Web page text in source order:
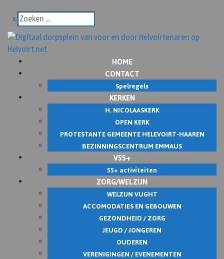
x
HOME
CONTACT
Spelregels
KERKEN
H. NICOLAASKERK
OPEN KERK
PROTESTANTE GEMEENTE HELEVOIRT-HAAREN
BEZINNINGSCENTRUM EMMAUS
V55+
55+ activiteiten
ZORG/WELZIJN
WELZIJN VUGHT
ACCOMODATIES EN GEBOUWEN
GEZONDHEID / ZORG
JEUGD / JONGEREN
OUDEREN
VERENIGINGEN / EVENEMENTEN